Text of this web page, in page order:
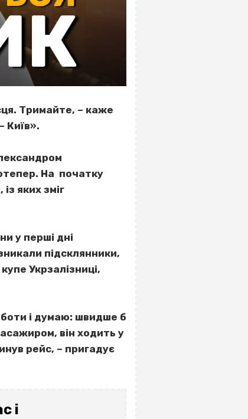
Тримайте, – каже
Київ».
На початку
яких зміг
у перші дні
підсклянники,
Укрзалізниці,
і думаю: швидше б
він ходить у
рейс, – пригадує
і